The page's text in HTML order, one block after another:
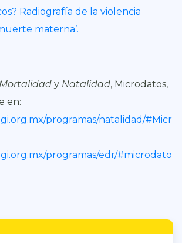
Radiografía de la violencia
materna’.
Mortalidad y Natalidad, Microdatos,
en:
programas/natalidad/#Micr
programas/edr/#microdato